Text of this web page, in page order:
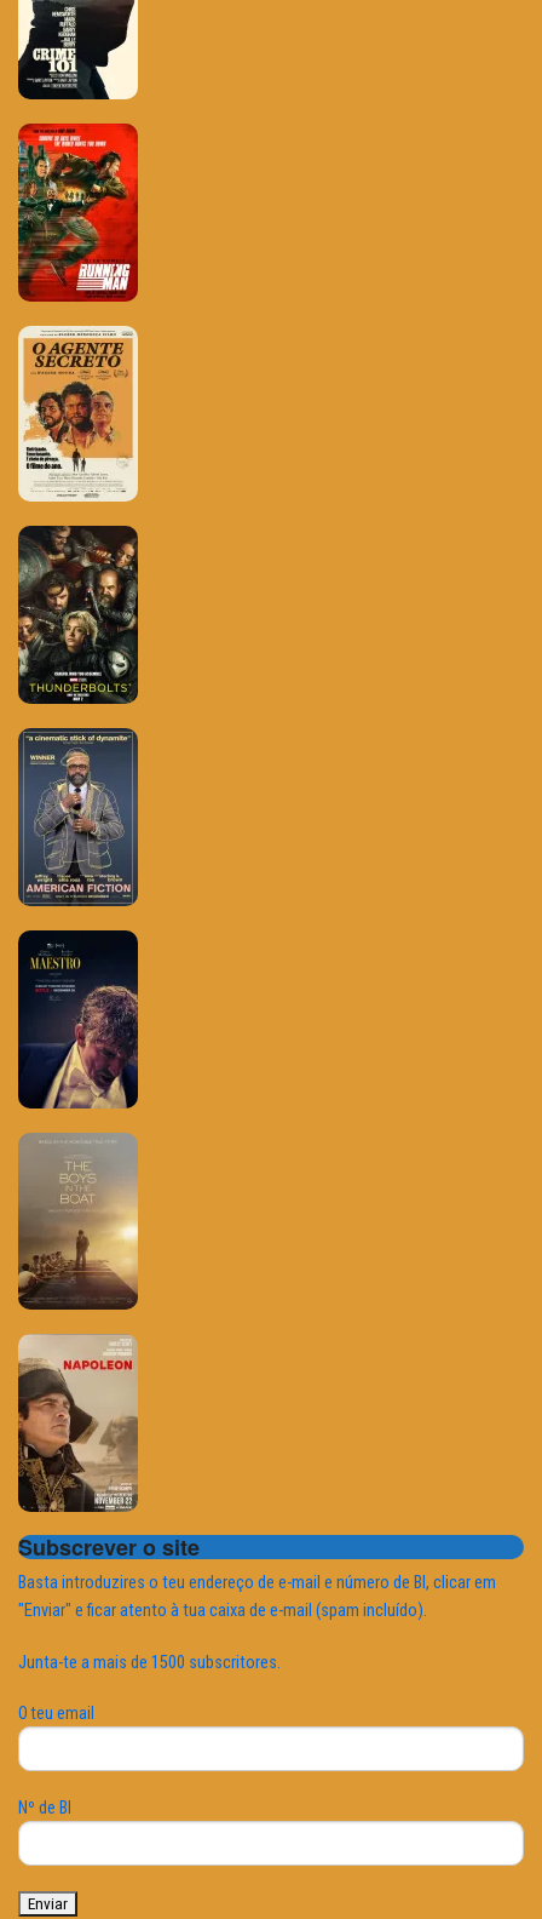
Subscrever o site
Basta introduzires o teu endereço de e-mail e número de BI, clicar em
"Enviar" e ficar atento à tua caixa de e-mail (spam incluído).
Junta-te a mais de 1500 subscritores.
O teu email
Nº de BI